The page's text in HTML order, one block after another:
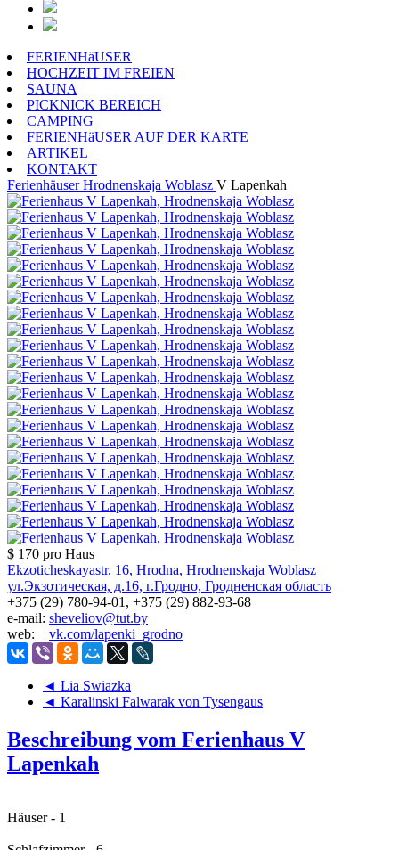
FERIENHäUSER
HOCHZEIT IM FREIEN
SAUNA
PICKNICK BEREICH
CAMPING
FERIENHäUSER AUF DER KARTE
ARTIKEL
KONTAKT
Ferienhäuser Hrodnenskaja Woblasz V Lapenkah
$ 170 pro Haus
Ekzoticheskayastr. 16, Hrodna, Hrodnenskaja Woblasz
ул.Экзотическая, д.16, г.Гродно, Гродненская область
+375 (29) 780-94-01, +375 (29) 882-93-68
e-mail: sheveliov@tut.by
web: vk.com/lapenki_grodno
◄ Lia Swiazka
◄ Karalinski Falwarak von Tysengaus
Beschreibung vom Ferienhaus V
Lapenkah
Häuser - 1